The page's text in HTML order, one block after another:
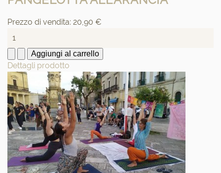
Prezzo di vendita: 20,90 €
Dettagli prodotto